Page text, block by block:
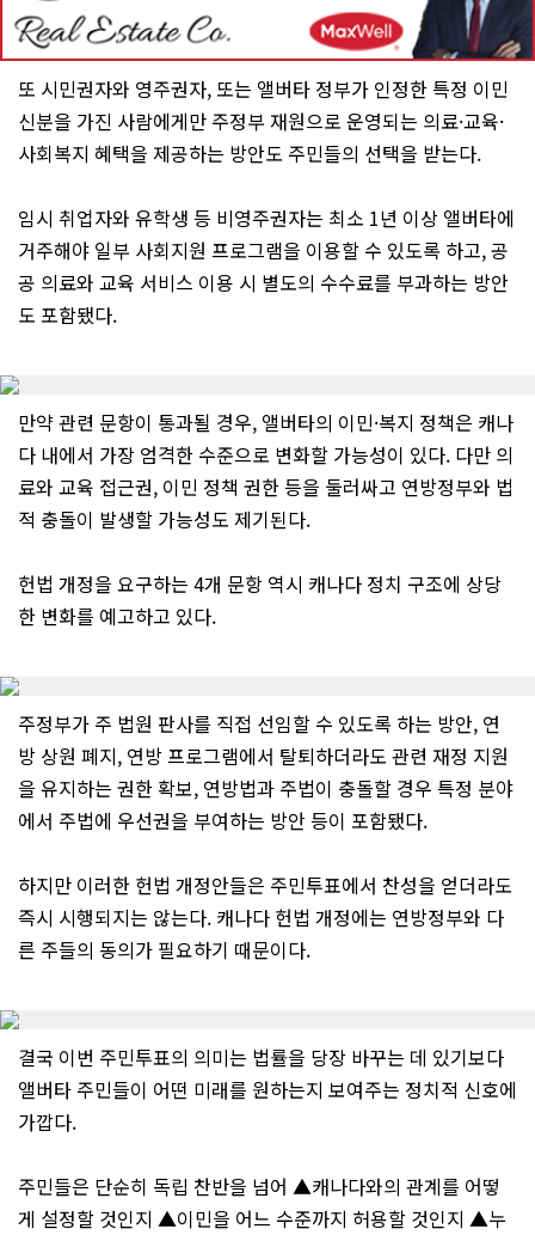
또 시민권자와 영주권자, 또는 앨버타 정부가 인정한 특정 이민
신분을 가진 사람에게만 주정부 재원으로 운영되는 의료·교육·
사회복지 혜택을 제공하는 방안도 주민들의 선택을 받는다.
임시 취업자와 유학생 등 비영주권자는 최소 1년 이상 앨버타에
거주해야 일부 사회지원 프로그램을 이용할 수 있도록 하고, 공
공 의료와 교육 서비스 이용 시 별도의 수수료를 부과하는 방안
도 포함됐다.
만약 관련 문항이 통과될 경우, 앨버타의 이민·복지 정책은 캐나
다 내에서 가장 엄격한 수준으로 변화할 가능성이 있다. 다만 의
료와 교육 접근권, 이민 정책 권한 등을 둘러싸고 연방정부와 법
적 충돌이 발생할 가능성도 제기된다.
헌법 개정을 요구하는 4개 문항 역시 캐나다 정치 구조에 상당
한 변화를 예고하고 있다.
주정부가 주 법원 판사를 직접 선임할 수 있도록 하는 방안, 연
방 상원 폐지, 연방 프로그램에서 탈퇴하더라도 관련 재정 지원
을 유지하는 권한 확보, 연방법과 주법이 충돌할 경우 특정 분야
에서 주법에 우선권을 부여하는 방안 등이 포함됐다.
하지만 이러한 헌법 개정안들은 주민투표에서 찬성을 얻더라도
즉시 시행되지는 않는다. 캐나다 헌법 개정에는 연방정부와 다
른 주들의 동의가 필요하기 때문이다.
결국 이번 주민투표의 의미는 법률을 당장 바꾸는 데 있기보다
앨버타 주민들이 어떤 미래를 원하는지 보여주는 정치적 신호에
가깝다.
주민들은 단순히 독립 찬반을 넘어 ▲캐나다와의 관계를 어떻
게 설정할 것인지 ▲이민을 어느 수준까지 허용할 것인지 ▲누